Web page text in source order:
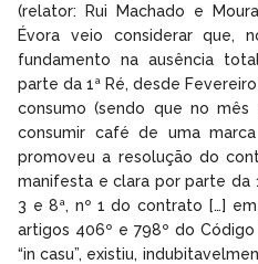
(relator: Rui Machado e
Évora veio considerar que,
fundamento na ausência
parte da 1ª Ré, desde
consumo (sendo que no
consumir café de uma
promoveu a resolução do
manifesta e clara por parte da
3 e 8ª, nº 1 do contrato […]
artigos 406º e 798º do
“in casu”, existiu,